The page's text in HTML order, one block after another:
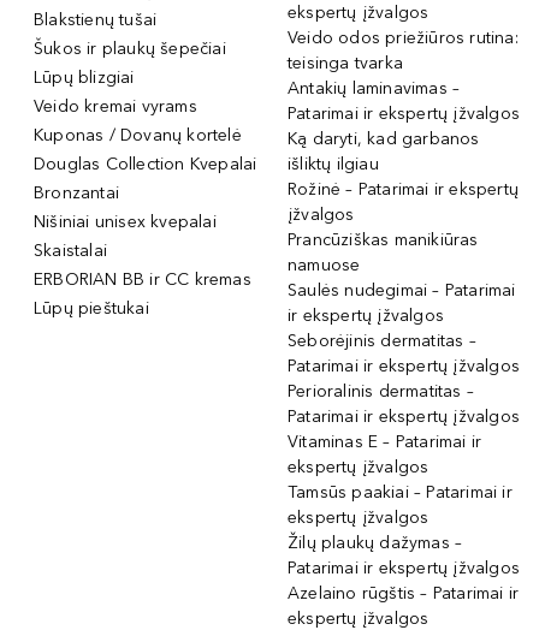
Blakstienų tušai
Šukos ir plaukų šepečiai
Lūpų blizgiai
Veido kremai vyrams
Kuponas / Dovanų kortelė
Douglas Collection Kvepalai
Bronzantai
Nišiniai unisex kvepalai
Skaistalai
ERBORIAN BB ir CC kremas
Lūpų pieštukai
ekspertų įžvalgos
Veido odos priežiūros rutina:
teisinga tvarka
Antakių laminavimas –
Patarimai ir ekspertų įžvalgos
Ką daryti, kad garbanos
išliktų ilgiau
Rožinė – Patarimai ir ekspertų
įžvalgos
Prancūziškas manikiūras
namuose
Saulės nudegimai – Patarimai
ir ekspertų įžvalgos
Seborėjinis dermatitas –
Patarimai ir ekspertų įžvalgos
Perioralinis dermatitas –
Patarimai ir ekspertų įžvalgos
Vitaminas E – Patarimai ir
ekspertų įžvalgos
Tamsūs paakiai – Patarimai ir
ekspertų įžvalgos
Žilų plaukų dažymas –
Patarimai ir ekspertų įžvalgos
Azelaino rūgštis – Patarimai ir
ekspertų įžvalgos